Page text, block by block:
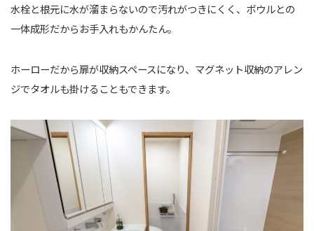
水栓と根元に水が溜まらないので汚れがつきにくく、ボウルとの
一体成形だからお手入れもかんたん。
ホーローだから扉が収納スペースになり、マグネット収納のアレン
ジでタオルも掛けることもできます。